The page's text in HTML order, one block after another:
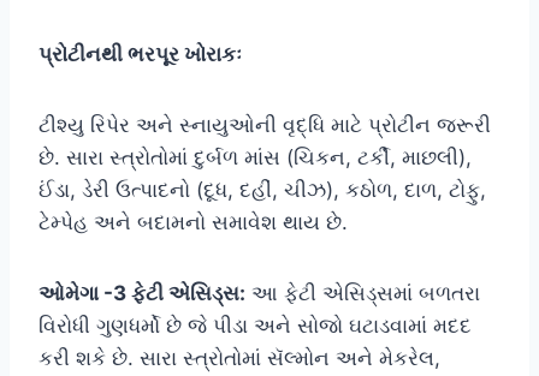
પ્રોટીનથી ભરપૂર ખોરાકઃ
ટીશ્યુ રિપેર અને સ્નાયુઓની વૃદ્ધિ માટે પ્રોટીન જરૂરી
છે. સારા સ્ત્રોતોમાં દુર્બળ માંસ (ચિકન, ટર્કી, માછલી),
ઈંડા, ડેરી ઉત્પાદનો (દૂધ, દહીં, ચીઝ), કઠોળ, દાળ, ટોફુ,
ટેમ્પેહ અને બદામનો સમાવેશ થાય છે.
ઓમેગા -3 ફેટી એસિડ્સ: આ ફેટી એસિડ્સમાં બળતરા
વિરોધી ગુણધર્મો છે જે પીડા અને સોજો ઘટાડવામાં મદદ
કરી શકે છે. સારા સ્ત્રોતોમાં સૅલ્મોન અને મેકરેલ,